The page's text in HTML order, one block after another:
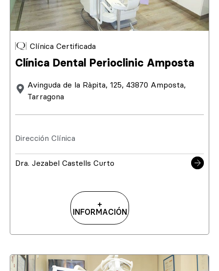
Clínica Certificada
Clínica Dental Perioclinic Amposta
Avinguda de la Ràpita, 125, 43870 Amposta,
Tarragona
Dirección Clínica
Dra. Jezabel Castells Curto
+
INFORMACIÓN